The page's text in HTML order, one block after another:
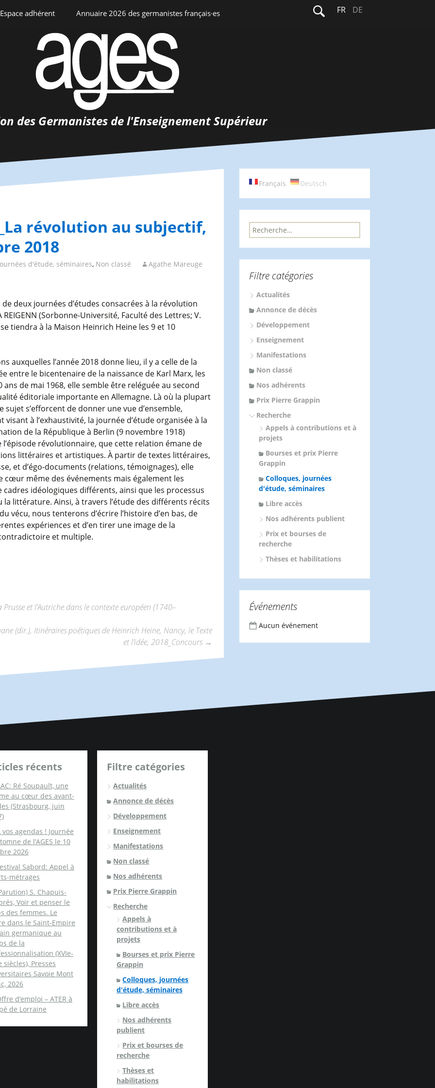
Espace adhérent
Espace personnel
Annuaire 2026 des germanistes français·es
Annuaire interne
Rechercher :
FR DE
des Germanistes de l'Enseignement Supérieur
révolution au subjectif,
2018
d'étude, séminaires, Non classé Agathe Mareuge
deux journées d’études consacrées à la révolution
(Sorbonne-Université, Faculté des Lettres; V.
tiendra à la Maison Heinrich Heine les 9 et 10
auxquelles l’année 2018 donne lieu, il y a celle de la
entre le bicentenaire de la naissance de Karl Marx, les
de mai 1968, elle semble être reléguée au second
éditoriale importante en Allemagne. Là où la plupart
s’efforcent de donner une vue d’ensemble,
à l’exhaustivité, la journée d’étude organisée à la
de la République à Berlin (9 novembre 1918)
révolutionnaire, que cette relation émane de
littéraires et artistiques. À partir de textes littéraires,
et d’égo-documents (relations, témoignages), elle
même des événements mais également les
idéologiques différents, ainsi que les processus
littérature. Ainsi, à travers l’étude des différents récits
vécu, nous tenterons d’écrire l’histoire d’en bas, de
expériences et d’en tirer une image de la
et multiple.
et l’Autriche dans le contexte européen (1740–
(dir.), Itinéraires poétiques de Heinrich Heine, Nancy, le Texte
et l’idée, 2018_Concours →
Français Deutsch
R
e
r
h
e
:
Filtre catégories
Actualités
Annonce de décès
Développement
Enseignement
Manifestations
Non classé
Nos adhérents
Prix Pierre Grappin
Recherche
Appels à contributions et à
projets
Bourses et prix Pierre
Grappin
Colloques, journées
d'étude, séminaires
Libre accès
Nos adhérents publient
Prix et bourses de
recherche
Thèses et habilitations
Événements
Aucun événement
récents
Ré Soupault, une
au cœur des avant-
(Strasbourg, juin
vos agendas ! Journée
de l’AGES le 10
2026
Sabord: Appel à
métrages
S. Chapuis-
Voir et penser le
des femmes. Le
dans le Saint-Empire
germanique au
de la
(XVIe-
siècles), Presses
Savoie Mont
2026
d’emploi – ATER à
de Lorraine
Filtre catégories
Actualités
Annonce de décès
Développement
Enseignement
Manifestations
Non classé
Nos adhérents
Prix Pierre Grappin
Recherche
Appels à
contributions et à
projets
Bourses et prix Pierre
Grappin
Colloques, journées
d'étude, séminaires
Libre accès
Nos adhérents
publient
Prix et bourses de
recherche
Thèses et
habilitations